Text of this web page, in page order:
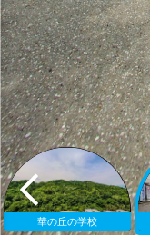
華の丘の学校